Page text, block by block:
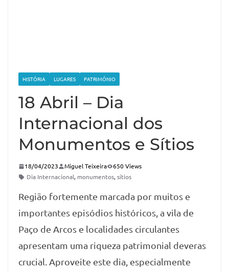
HISTÓRIA LUGARES PATRIMÓNIO
18 Abril – Dia
Internacional dos
Monumentos e Sítios
18/04/2023 Miguel Teixeira
650 Views
Dia Internacional, monumentos, sítios
Região fortemente marcada por muitos e
importantes episódios históricos, a vila de
Paço de Arcos e localidades circulantes
apresentam uma riqueza patrimonial deveras
crucial. Aproveite este dia, especialmente